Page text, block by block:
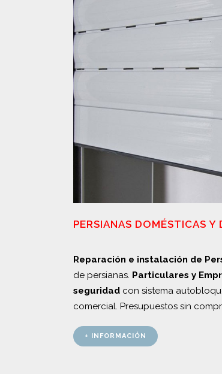
PERSIANAS DOMÉSTICAS Y
Reparación e instalación de
de persianas. Particulares y
seguridad con sistema
comercial. Presupuestos sin
+ INFORMACIÓN